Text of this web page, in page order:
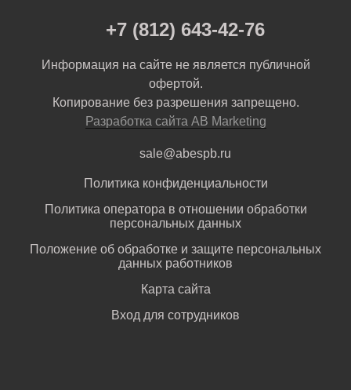
+7 (812) 643-42-76
Информация на сайте не является публичной
офертой.
Копирование без разрешения запрещено.
Разработка сайта AB Marketing
sale@abespb.ru
Политика конфиденциальности
Политика оператора в отношении обработки
персональных данных
Положение об обработке и защите персональных
данных работников
Карта сайта
Вход для сотрудников